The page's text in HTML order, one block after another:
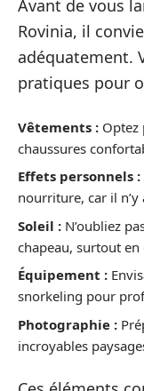
Avant de vous
Rovinia, il
adéquatement.
pratiques pour
Vêtements : Optez
chaussures
Effets personnels :
nourriture, car il n’y
Soleil : N’oubliez
chapeau, surtout en
Équipement :
snorkeling pour
Photographie :
incroyables